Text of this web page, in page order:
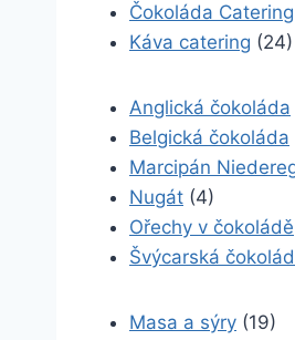
Čokoláda Catering
Káva catering (24)
Anglická čokoláda
Belgická čokoláda
Marcipán
Nugát (4)
Ořechy v čokoládě
Švýcarská
Masa a sýry (19)